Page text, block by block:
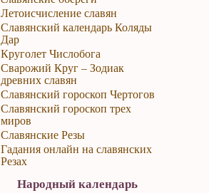
Летоисчисление славян
Славянский календарь Коляды
Дар
Круголет Числобога
Сварожий Круг – Зодиак
древних славян
Славянский гороскоп Чертогов
Славянский гороскоп трех
миров
Славянские Резы
Гадания онлайн на славянских
Резах
Народный календарь